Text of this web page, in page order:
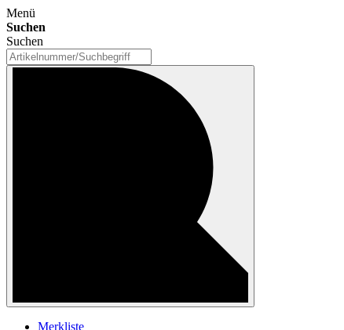
Menü
Suchen
Suchen
Merkliste